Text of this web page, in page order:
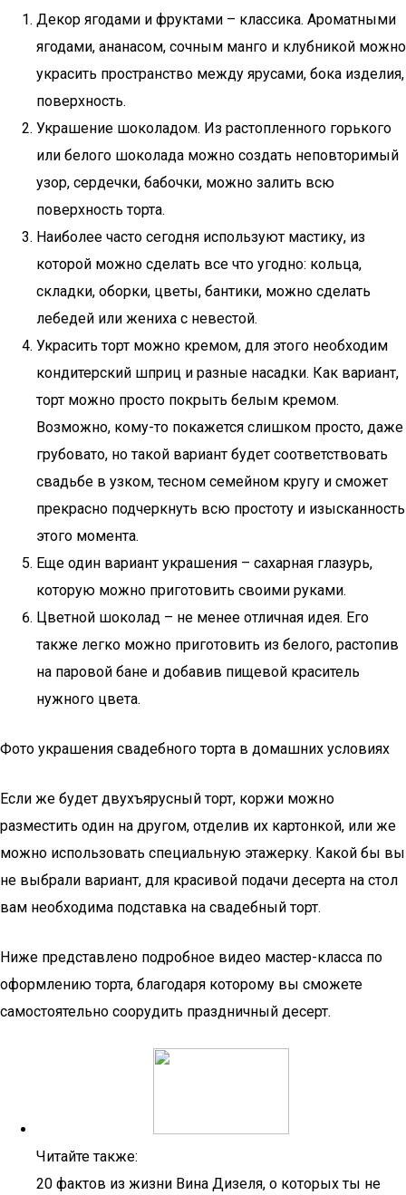
Декор ягодами и фруктами – классика. Ароматными
ягодами, ананасом, сочным манго и клубникой можно
украсить пространство между ярусами, бока изделия,
поверхность.
Украшение шоколадом. Из растопленного горького
или белого шоколада можно создать неповторимый
узор, сердечки, бабочки, можно залить всю
поверхность торта.
Наиболее часто сегодня используют мастику, из
которой можно сделать все что угодно: кольца,
складки, оборки, цветы, бантики, можно сделать
лебедей или жениха с невестой.
Украсить торт можно кремом, для этого необходим
кондитерский шприц и разные насадки. Как вариант,
торт можно просто покрыть белым кремом.
Возможно, кому-то покажется слишком просто, даже
грубовато, но такой вариант будет соответствовать
свадьбе в узком, тесном семейном кругу и сможет
прекрасно подчеркнуть всю простоту и изысканность
этого момента.
Еще один вариант украшения – сахарная глазурь,
которую можно приготовить своими руками.
Цветной шоколад – не менее отличная идея. Его
также легко можно приготовить из белого, растопив
на паровой бане и добавив пищевой краситель
нужного цвета.
Фото украшения свадебного торта в домашних условиях
Если же будет двухъярусный торт, коржи можно
разместить один на другом, отделив их картонкой, или же
можно использовать специальную этажерку. Какой бы вы
не выбрали вариант, для красивой подачи десерта на стол
вам необходима подставка на свадебный торт.
Ниже представлено подробное видео мастер-класса по
оформлению торта, благодаря которому вы сможете
самостоятельно соорудить праздничный десерт.
Читайте также:
20 фактов из жизни Вина Дизеля, о которых ты не